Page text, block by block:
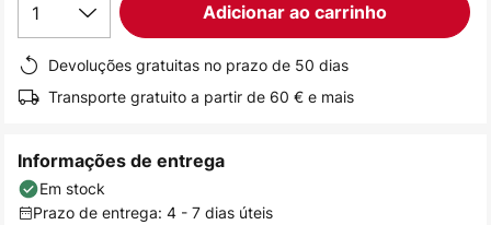
1 Adicionar ao carrinho
Devoluções gratuitas no prazo de 50 dias
Transporte gratuito a partir de 60 € e mais
Informações de entrega
Em stock
Prazo de entrega: 4 - 7 dias úteis